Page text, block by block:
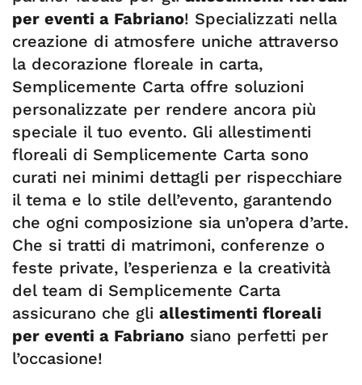
per eventi a Fabriano! Specializzati nella
creazione di atmosfere uniche attraverso
la decorazione floreale in carta,
Semplicemente Carta offre soluzioni
personalizzate per rendere ancora più
speciale il tuo evento. Gli allestimenti
floreali di Semplicemente Carta sono
curati nei minimi dettagli per rispecchiare
il tema e lo stile dell’evento, garantendo
che ogni composizione sia un’opera d’arte.
Che si tratti di matrimoni, conferenze o
feste private, l’esperienza e la creatività
del team di Semplicemente Carta
assicurano che gli allestimenti floreali
per eventi a Fabriano siano perfetti per
l’occasione!